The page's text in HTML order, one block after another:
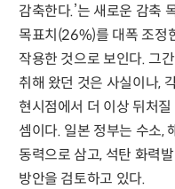
감축한다.’는 새로운 감축
목표치(26%)를 대폭 조정
작용한 것으로 보인다. 그
취해 왔던 것은 사실이나,
현시점에서 더 이상 뒤처
셈이다. 일본 정부는 수소,
동력으로 삼고, 석탄 화력
방안을 검토하고 있다.